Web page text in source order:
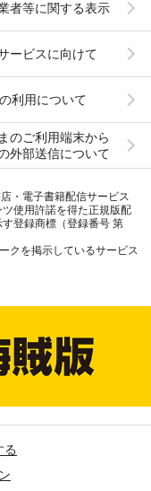
者等に関する表示
ービスに向けて
利用について
のご利用端末から
外部送信について
・電子書籍配信サービス
使用許諾を得た正規版配
登録商標（登録番号 第
クを掲示しているサービス
る